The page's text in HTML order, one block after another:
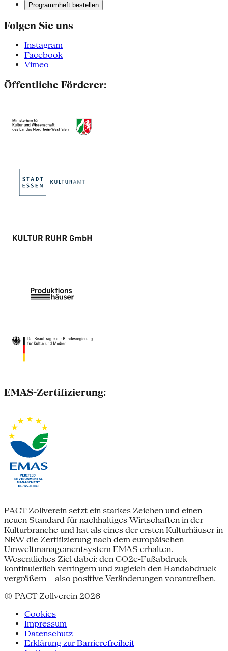
Programmheft bestellen
Folgen Sie uns
Instagram
Facebook
Vimeo
Öffentliche Förderer:
EMAS-Zertifizierung:
PACT Zollverein setzt ein starkes Zeichen und einen
neuen Standard für nachhaltiges Wirtschaften in der
Kulturbranche und hat als eines der ersten Kulturhäuser in
NRW die Zertifizierung nach dem europäischen
Umweltmanagementsystem EMAS erhalten.
Wesentliches Ziel dabei: den CO2e-Fußabdruck
kontinuierlich verringern und zugleich den Handabdruck
vergrößern – also positive Veränderungen vorantreiben.
© PACT Zollverein 2026
Cookies
Impressum
Datenschutz
Erklärung zur Barrierefreiheit